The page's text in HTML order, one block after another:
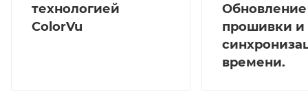
технологией
ColorVu
Обновление
прошивки и
времени.